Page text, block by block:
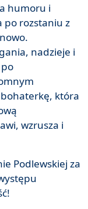
humoru i
po rozstaniu z
nadzieje i
która
wzrusza i
Podlewskiej za